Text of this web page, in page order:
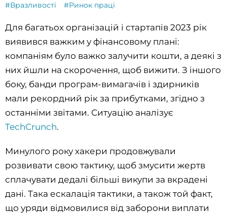
#Вразливості
#Ринок праці
Для багатьох організацій і стартапів 2023 рік
виявився важким у фінансовому плані:
компаніям було важко залучити кошти, а деякі з
них йшли на скорочення, щоб вижити. З іншого
боку, банди програм-вимагачів і здирників
мали рекордний рік за прибутками, згідно з
останніми звітами. Ситуацію аналізує
TechCrunch.
Минулого року хакери продовжували
розвивати свою тактику, щоб змусити жертв
сплачувати дедалі більші викупи за вкрадені
дані. Така ескалація тактики, а також той факт,
що уряди відмовилися від заборони виплати